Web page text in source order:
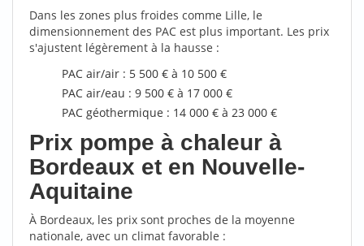
Dans les zones plus froides comme Lille, le
dimensionnement des PAC est plus important. Les prix
s'ajustent légèrement à la hausse :
PAC air/air : 5 500 € à 10 500 €
PAC air/eau : 9 500 € à 17 000 €
PAC géothermique : 14 000 € à 23 000 €
Prix pompe à chaleur à
Bordeaux et en Nouvelle-
Aquitaine
À Bordeaux, les prix sont proches de la moyenne
nationale, avec un climat favorable :